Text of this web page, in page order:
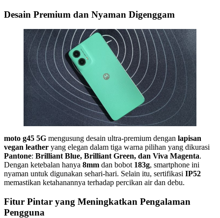
Desain Premium dan Nyaman Digenggam
moto g45 5G mengusung desain ultra-premium dengan lapisan
vegan leather yang elegan dalam tiga warna pilihan yang dikurasi
Pantone: Brilliant Blue, Brilliant Green, dan Viva Magenta.
Dengan ketebalan hanya 8mm dan bobot 183g, smartphone ini
nyaman untuk digunakan sehari-hari. Selain itu, sertifikasi IP52
memastikan ketahanannya terhadap percikan air dan debu.
Fitur Pintar yang Meningkatkan Pengalaman
Pengguna